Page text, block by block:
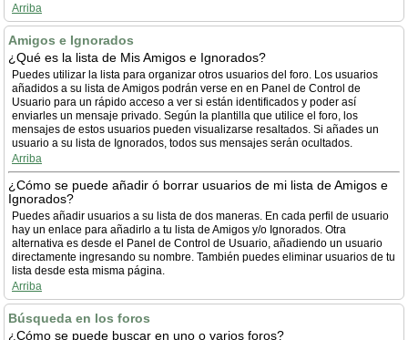
Arriba
Amigos e Ignorados
¿Qué es la lista de Mis Amigos e Ignorados?
Puedes utilizar la lista para organizar otros usuarios del foro. Los usuarios
añadidos a su lista de Amigos podrán verse en en Panel de Control de
Usuario para un rápido acceso a ver si están identificados y poder así
enviarles un mensaje privado. Según la plantilla que utilice el foro, los
mensajes de estos usuarios pueden visualizarse resaltados. Si añades un
usuario a su lista de Ignorados, todos sus mensajes serán ocultados.
Arriba
¿Cómo se puede añadir ó borrar usuarios de mi lista de Amigos e
Ignorados?
Puedes añadir usuarios a su lista de dos maneras. En cada perfil de usuario
hay un enlace para añadirlo a tu lista de Amigos y/o Ignorados. Otra
alternativa es desde el Panel de Control de Usuario, añadiendo un usuario
directamente ingresando su nombre. También puedes eliminar usuarios de tu
lista desde esta misma página.
Arriba
Búsqueda en los foros
¿Cómo se puede buscar en uno o varios foros?